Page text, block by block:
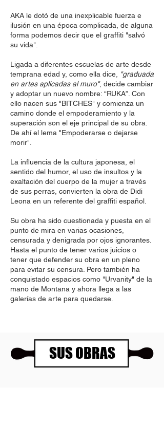
AKA le dotó de una inexplicable fuerza e
ilusión en una época complicada, de alguna
forma podemos decir que el graffiti "salvó
su vida".
Ligada a diferentes escuelas de arte desde
temprana edad y, como ella dice,
"graduada
en artes aplicadas al muro", decide cambiar
y adoptar un nuevo nombre: “RUKA”. Con
ello nacen sus "BITCHES" y comienza un
camino donde el empoderamiento y la
superación son el eje principal de su obra.
De ahí el lema "Empoderarse o dejarse
morir".
La influencia de la cultura japonesa, el
sentido del humor, el uso de insultos y la
exaltación del cuerpo de la mujer a través
de sus perras, convierten la obra de Didi
Leona en un referente del graffiti español.
Su obra ha sido cuestionada y puesta en el
punto de mira en varias ocasiones,
censurada y denigrada por ojos ignorantes.
Hasta el punto de tener varios juicios o
tener que defender su obra en un pleno
para evitar su censura. Pero también ha
conquistado espacios como "Urvanity" de la
mano de Montana y ahora llega a las
galerías de arte para quedarse.
SUS OBRAS